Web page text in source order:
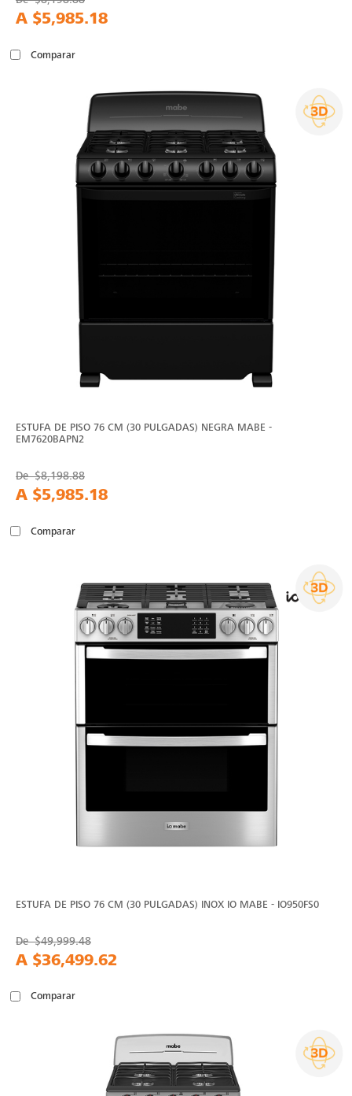
A $5,985.18
Comparar
ESTUFA DE PISO 76 CM (30 PULGADAS) NEGRA MABE -
EM7620BAPN2
De$8,198.88
A $5,985.18
Comparar
ESTUFA DE PISO 76 CM (30 PULGADAS) INOX IO MABE - IO950FS0
De$49,999.48
A $36,499.62
Comparar